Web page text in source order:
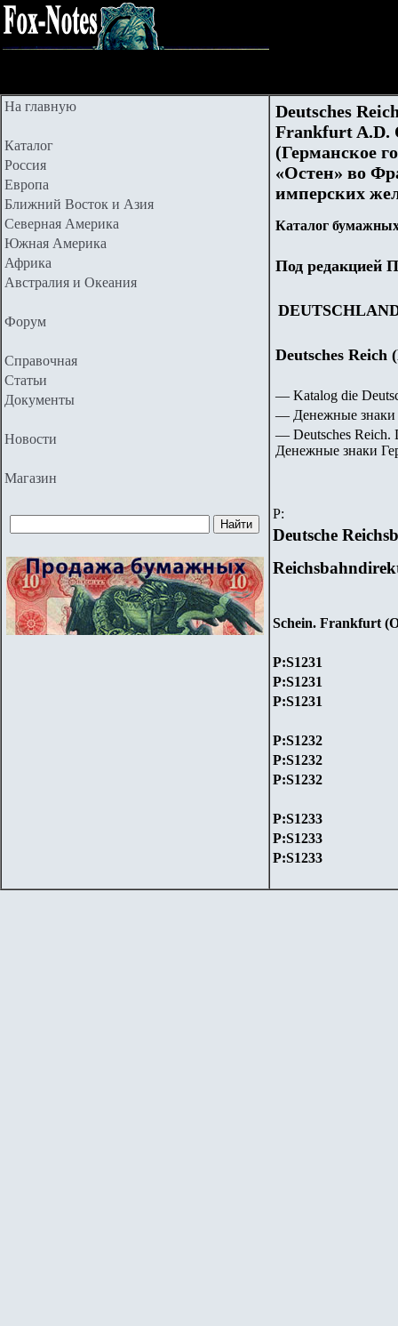
На главную
Каталог
Россия
Европа
Ближний Восток и Азия
Северная Америка
Южная Америка
Африка
Австралия и Океания
Форум
Справочная
Статьи
Документы
Новости
Магазин
Deutsches
Frankfurt A.D.
(Германское
«Остен» во
имперских
Каталог
Под редакцией
Deutsches Reich
— Katalog die
— Денежные знаки
— Deutsches Reich.
Денежные знаки
P:
Deutsche
Schein. Frankfurt
P:S1231
P:S1231
P:S1231
P:S1232
P:S1232
P:S1232
P:S1233
P:S1233
P:S1233